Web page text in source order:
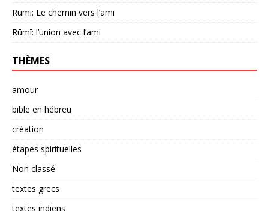
Rūmī: Le chemin vers l’ami
Rūmī: l’union avec l’ami
THÈMES
amour
bible en hébreu
création
étapes spirituelles
Non classé
textes grecs
textes indiens